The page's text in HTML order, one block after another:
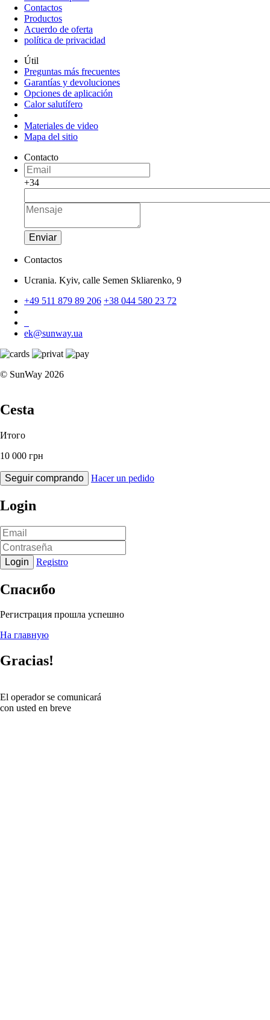
Contactos
Productos
Acuerdo de oferta
política de privacidad
Útil
Preguntas más frecuentes
Garantías y devoluciones
Opciones de aplicación
Calor salutífero
Materiales de video
Mapa del sitio
Contacto
+34
Enviar
Contactos
Ucrania. Kyiv, calle Semen Skliarenko, 9
+49 511 879 89 206 +38 044 580 23 72
ek@sunway.ua
© SunWay 2026
Cesta
Итого
10 000 грн
Seguir comprando Hacer un pedido
Login
Login Registro
Спасибо
Регистрация прошла успешно
На главную
Gracias!
El operador se comunicará
con usted en breve